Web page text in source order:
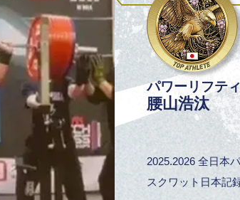
パワーリフテ
腰山浩汰
2025.2026 全日本
スクワット日本記